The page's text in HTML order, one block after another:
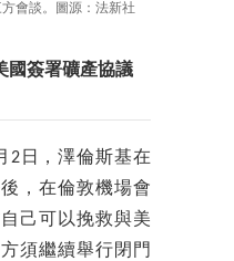
會談。圖源：法新社
國簽署礦產協議
2日，澤倫斯基在
，在倫敦機場會
己可以挽救與美
須繼續舉行閉門